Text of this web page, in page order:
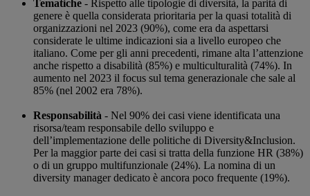
Tematiche - Rispetto alle tipologie di diversità, la parità di
genere è quella considerata prioritaria per la quasi totalità di
organizzazioni nel 2023 (90%), come era da aspettarsi
considerate le ultime indicazioni sia a livello europeo che
italiano. Come per gli anni precedenti, rimane alta l’attenzione
anche rispetto a disabilità (85%) e multiculturalità (74%). In
aumento nel 2023 il focus sul tema generazionale che sale al
85% (nel 2002 era 78%).
Responsabilità - Nel 90% dei casi viene identificata una
risorsa/team responsabile dello sviluppo e
dell’implementazione delle politiche di Diversity&Inclusion.
Per la maggior parte dei casi si tratta della funzione HR (38%)
o di un gruppo multifunzionale (24%). La nomina di un
diversity manager dedicato è ancora poco frequente (19%).